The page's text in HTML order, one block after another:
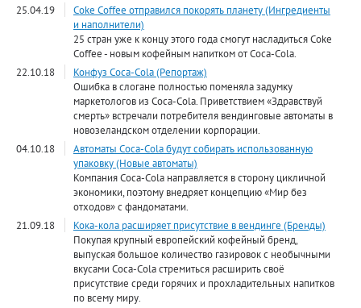
25.04.19
Coke Coffee отправился покорять планету (Ингредиенты
и наполнители)
25 стран уже к концу этого года смогут насладиться Coke
Coffee - новым кофейным напитком от Coca-Cola.
22.10.18
Конфуз Coca-Cola (Репортаж)
Ошибка в слогане полностью поменяла задумку
маркетологов из Coca-Cola. Приветствием «Здравствуй
смерть» встречали потребителя вендинговые автоматы в
новозеландском отделении корпорации.
04.10.18
Автоматы Coca-Cola будут собирать использованную
упаковку (Новые автоматы)
Компания Coca-Cola направляется в сторону цикличной
экономики, поэтому внедряет концепцию «Мир без
отходов» с фандоматами.
21.09.18
Кока-кола расширяет присутствие в вендинге (Бренды)
Покупая крупный европейский кофейный бренд,
выпуская большое количество газировок с необычными
вкусами Coca-Cola стремиться расширить своё
присутствие среди горячих и прохладительных напитков
по всему миру.